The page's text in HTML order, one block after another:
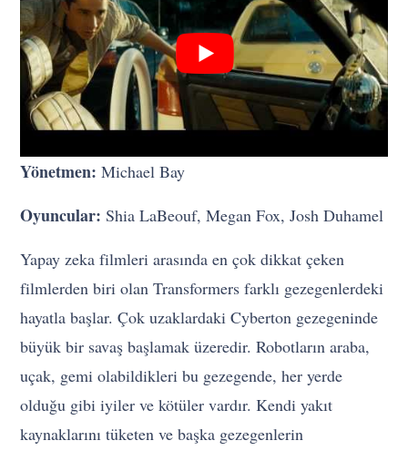
Yönetmen:Michael Bay
Oyuncular: Shia LaBeouf, Megan Fox, Josh Duhamel
Yapay zeka filmleri arasında en çok dikkat çeken
filmlerden biri olan Transformers farklı gezegenlerdeki
hayatla başlar. Çok uzaklardaki Cyberton gezegeninde
büyük bir savaş başlamak üzeredir. Robotların araba,
uçak, gemi olabildikleri bu gezegende, her yerde
olduğu gibi iyiler ve kötüler vardır. Kendi yakıt
kaynaklarını tüketen ve başka gezegenlerin